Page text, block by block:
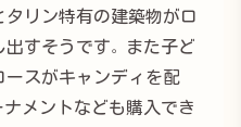
リン特有の建築物がロ
すそうです。また子ど
スがキャンディを配
メントなども購入でき